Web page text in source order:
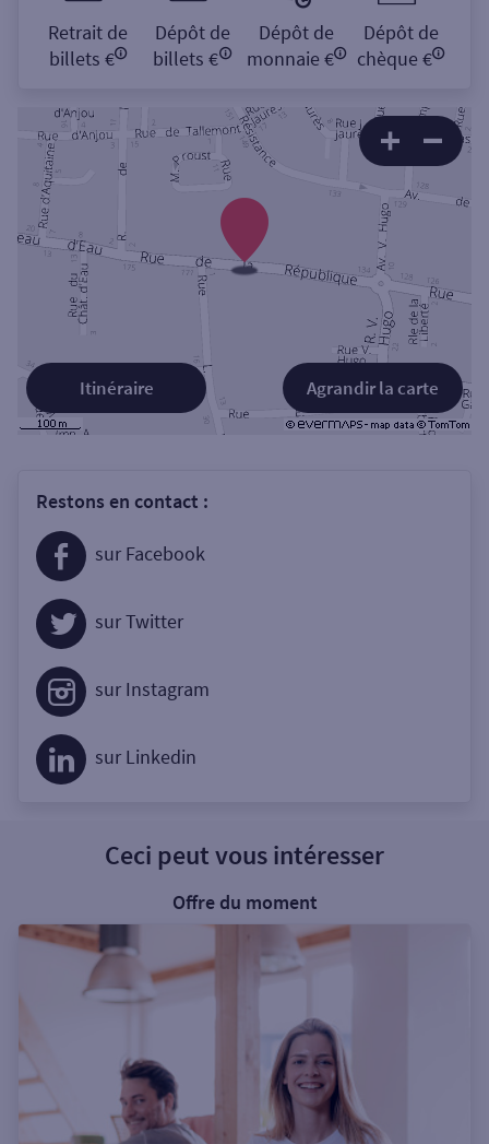
Retrait de
billets €
Dépôt de
billets €
Dépôt de
monnaie €
Dépôt de
chèque €
Agrandir la carte
Itinéraire
Restons en contact :
sur Facebook
sur Twitter
sur Instagram
sur Linkedin
Ceci peut vous intéresser
Offre du moment